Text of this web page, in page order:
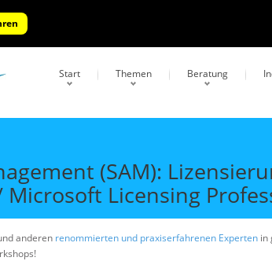
Start Themen Beratung
(SAM):
Licensing
anderen renommierten und praxiserfahrenen Experten in